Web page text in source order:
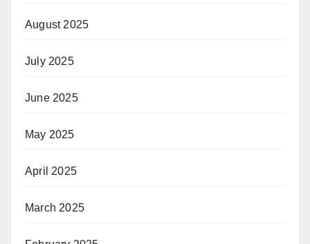
August 2025
July 2025
June 2025
May 2025
April 2025
March 2025